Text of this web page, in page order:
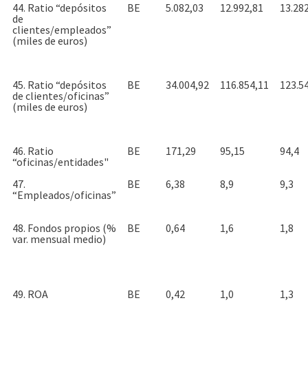
44. Ratio “depósitos
de
clientes/empleados”
(miles de euros)
BE 5.082,03 12.992,81
45. Ratio “depósitos
de clientes/oficinas”
(miles de euros)
BE 34.004,92 116.854,11
46. Ratio
“oficinas/entidades"
BE 171,29 95,15 94,4
47.
“Empleados/oficinas”
BE 6,38 8,9 9,3
48. Fondos propios (%
var. mensual medio)
BE 0,64 1,6 1,8
49. ROA BE 0,42 1,0 1,3